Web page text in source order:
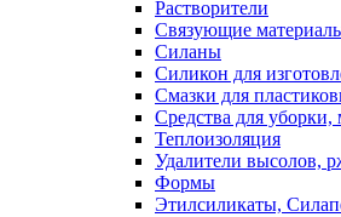
Растворители
Связующие
Силаны
Силикон для
Смазки для
Средства для уборки,
Теплоизоляция
Удалители высолов,
Формы
Этилсиликаты,